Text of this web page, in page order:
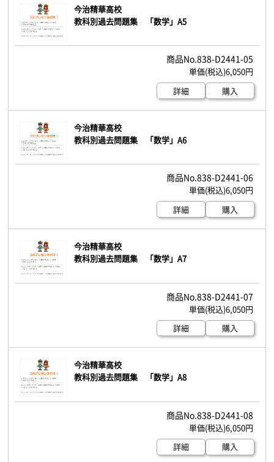
今治精華高校
教科別過去問題集 「数学」A5
838-D2441-05
6,050円
詳細
購入
今治精華高校
教科別過去問題集 「数学」A6
838-D2441-06
6,050円
詳細
購入
今治精華高校
教科別過去問題集 「数学」A7
838-D2441-07
6,050円
詳細
購入
今治精華高校
教科別過去問題集 「数学」A8
838-D2441-08
6,050円
詳細
購入